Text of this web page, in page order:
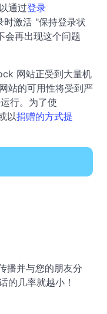
通过登录
时激活 "保持登录状
会再出现这个问题
网站正受到大量机
站的可用性将受到严
行。为了使
以捐赠的方式提
播并与您的朋友分
的几率就越小！